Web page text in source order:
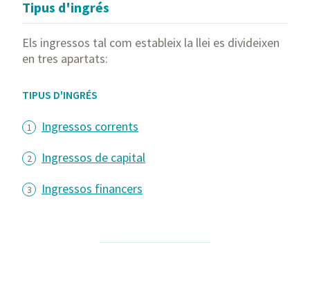
Tipus d'ingrés
Els ingressos tal com estableix la llei es divideixen
en tres apartats:
TIPUS D'INGRÉS
Ingressos corrents
Ingressos de capital
Ingressos financers